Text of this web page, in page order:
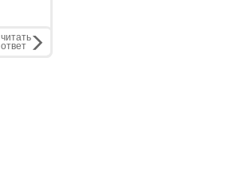
читать
ответ